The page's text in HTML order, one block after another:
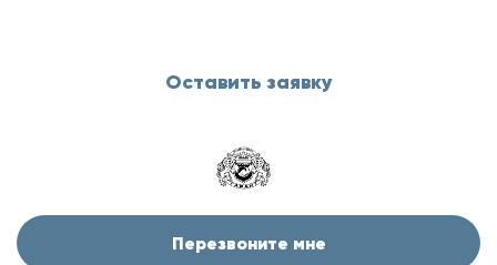
Оставить заявку
Перезвоните мне